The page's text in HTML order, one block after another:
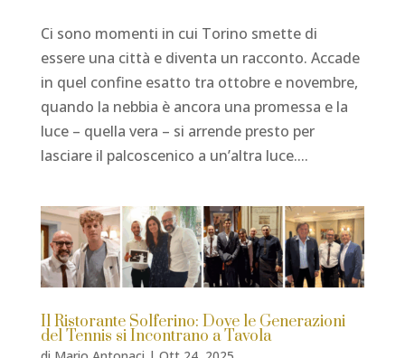
Ci sono momenti in cui Torino smette di
essere una città e diventa un racconto. Accade
in quel confine esatto tra ottobre e novembre,
quando la nebbia è ancora una promessa e la
luce – quella vera – si arrende presto per
lasciare il palcoscenico a un’altra luce....
Il Ristorante Solferino: Dove le Generazioni
del Tennis si Incontrano a Tavola